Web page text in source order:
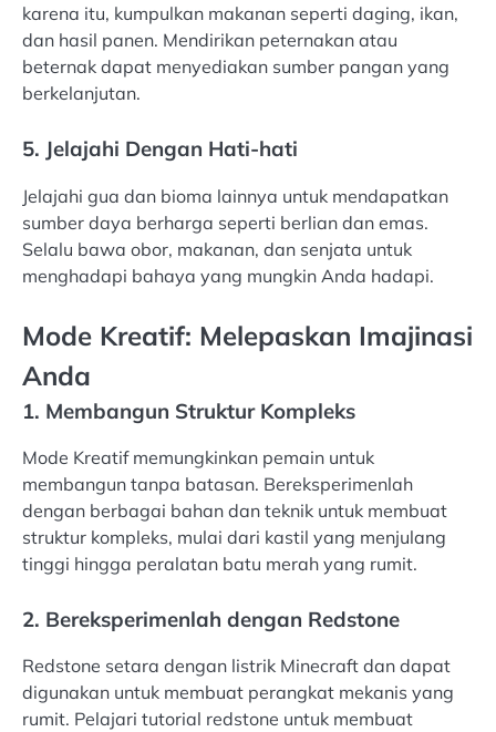
karena itu, kumpulkan makanan seperti daging, ikan,
dan hasil panen. Mendirikan peternakan atau
beternak dapat menyediakan sumber pangan yang
berkelanjutan.
5. Jelajahi Dengan Hati-hati
Jelajahi gua dan bioma lainnya untuk mendapatkan
sumber daya berharga seperti berlian dan emas.
Selalu bawa obor, makanan, dan senjata untuk
menghadapi bahaya yang mungkin Anda hadapi.
Mode Kreatif: Melepaskan Imajinasi
Anda
1. Membangun Struktur Kompleks
Mode Kreatif memungkinkan pemain untuk
membangun tanpa batasan. Bereksperimenlah
dengan berbagai bahan dan teknik untuk membuat
struktur kompleks, mulai dari kastil yang menjulang
tinggi hingga peralatan batu merah yang rumit.
2. Bereksperimenlah dengan Redstone
Redstone setara dengan listrik Minecraft dan dapat
digunakan untuk membuat perangkat mekanis yang
rumit. Pelajari tutorial redstone untuk membuat